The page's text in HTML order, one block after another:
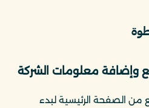
وإضافة معلومات الشركة
من الصفحة الرئيسية لبدء